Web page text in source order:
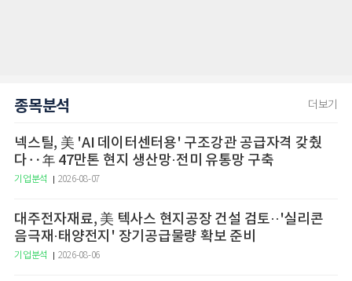
종목분석 더보기
넥스틸, 美 'AI 데이터센터용' 구조강관 공급자격 갖췄
다‥年 47만톤 현지 생산망·전미 유통망 구축
기업분석 2026-08-07
대주전자재료, 美 텍사스 현지공장 건설 검토··'실리콘
음극재·태양전지' 장기공급물량 확보 준비
기업분석 2026-08-06